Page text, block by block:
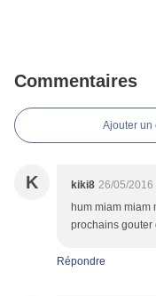
Commentaires
Ajouter un
K kiki8 26/05/2016
hum miam miam
prochains gouter
Répondre